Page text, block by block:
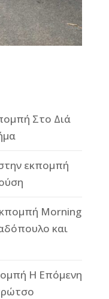
Στο Διά
εκπομπή
Morning
και
Η Επόμενη